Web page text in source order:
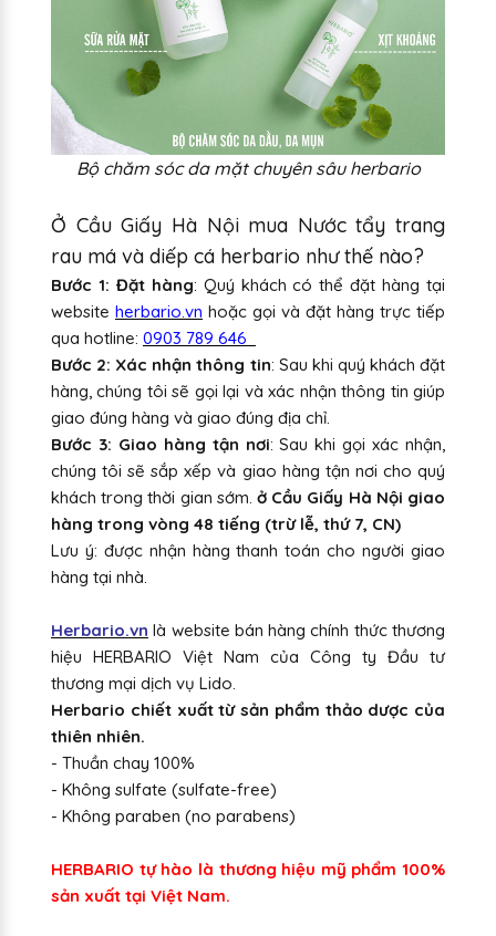
Bộ chăm sóc da mặt chuyên sâu herbario
Ở Cầu Giấy Hà Nội mua Nước tẩy trang
rau má và diếp cá herbario như thế nào?
Bước 1: Đặt hàng: Quý khách có thể đặt hàng tại
website herbario.vn hoặc gọi và đặt hàng trực tiếp
qua hotline: 0903 789 646
Bước 2: Xác nhận thông tin: Sau khi quý khách đặt
hàng, chúng tôi sẽ gọi lại và xác nhận thông tin giúp
giao đúng hàng và giao đúng địa chỉ.
Bước 3: Giao hàng tận nơi: Sau khi gọi xác nhận,
chúng tôi sẽ sắp xếp và giao hàng tận nơi cho quý
khách trong thời gian sớm. ở Cầu Giấy Hà Nội giao
hàng trong vòng 48 tiếng (trừ lễ, thứ 7, CN)
Lưu ý: được nhận hàng thanh toán cho người giao
hàng tại nhà.
Herbario.vn là website bán hàng chính thức thương
hiệu HERBARIO Việt Nam của Công ty Đầu tư
thương mại dịch vụ Lido.
Herbario chiết xuất từ sản phẩm thảo dược của
thiên nhiên.
- Thuần chay 100%
- Không sulfate (sulfate-free)
- Không paraben (no parabens)
HERBARIO tự hào là thương hiệu mỹ phẩm 100%
sản xuất tại Việt Nam.